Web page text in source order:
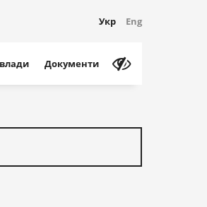
Укр Eng
Документи